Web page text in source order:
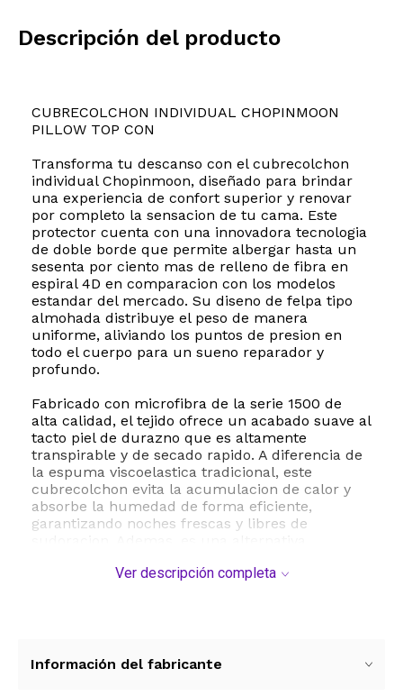
Descripción del producto
CUBRECOLCHON INDIVIDUAL CHOPINMOON
PILLOW TOP CON
Transforma tu descanso con el cubrecolchon
individual Chopinmoon, diseñado para brindar
una experiencia de confort superior y renovar
por completo la sensacion de tu cama. Este
protector cuenta con una innovadora tecnologia
de doble borde que permite albergar hasta un
sesenta por ciento mas de relleno de fibra en
espiral 4D en comparacion con los modelos
estandar del mercado. Su diseno de felpa tipo
almohada distribuye el peso de manera
uniforme, aliviando los puntos de presion en
todo el cuerpo para un sueno reparador y
profundo.
Fabricado con microfibra de la serie 1500 de
alta calidad, el tejido ofrece un acabado suave al
tacto piel de durazno que es altamente
transpirable y de secado rapido. A diferencia de
la espuma viscoelastica tradicional, este
cubrecolchon evita la acumulacion de calor y
absorbe la humedad de forma eficiente,
garantizando noches frescas y libres de
olores y perfecta para personas con sensibilidad.
veintiun pulgadas de altura, evitando molestos
Ver descripción completa
Información del fabricante